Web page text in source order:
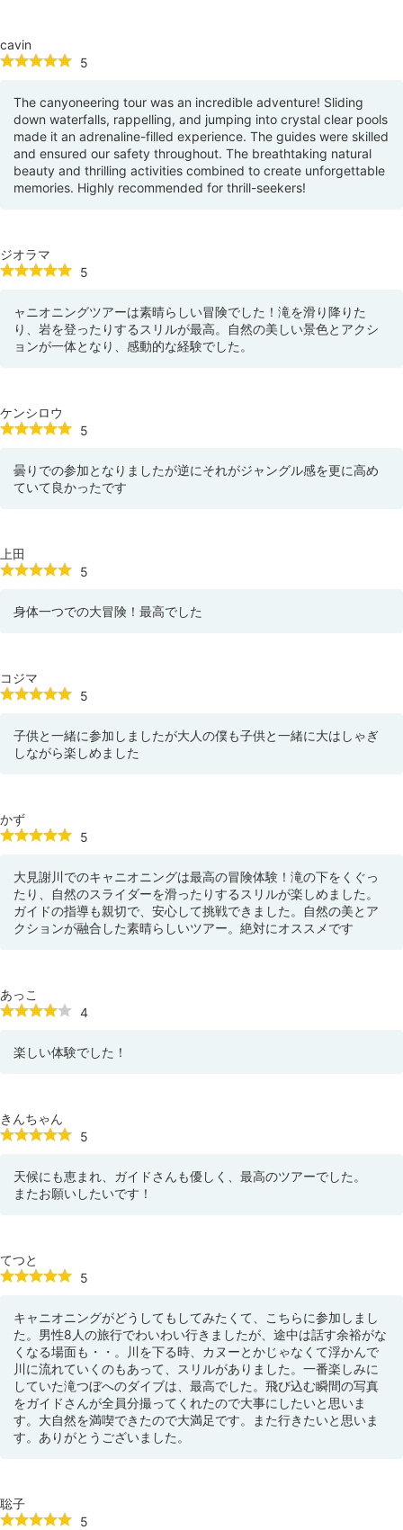
cavin
5
The canyoneering tour was an incredible adventure! Sliding
down waterfalls, rappelling, and jumping into crystal clear pools
made it an adrenaline-filled experience. The guides were skilled
and ensured our safety throughout. The breathtaking natural
beauty and thrilling activities combined to create unforgettable
memories. Highly recommended for thrill-seekers!
ジオラマ
5
ャニオニングツアーは素晴らしい冒険でした！滝を滑り降りた
り、岩を登ったりするスリルが最高。自然の美しい景色とアクシ
ョンが一体となり、感動的な経験でした。
ケンシロウ
5
曇りでの参加となりましたが逆にそれがジャングル感を更に高め
ていて良かったです
上田
5
身体一つでの大冒険！最高でした
コジマ
5
子供と一緒に参加しましたが大人の僕も子供と一緒に大はしゃぎ
しながら楽しめました
かず
5
大見謝川でのキャニオニングは最高の冒険体験！滝の下をくぐっ
たり、自然のスライダーを滑ったりするスリルが楽しめました。
ガイドの指導も親切で、安心して挑戦できました。自然の美とア
クションが融合した素晴らしいツアー。絶対にオススメです
あっこ
4
楽しい体験でした！
きんちゃん
5
天候にも恵まれ、ガイドさんも優しく、最高のツアーでした。
またお願いしたいです！
てつと
5
キャニオニングがどうしてもしてみたくて、こちらに参加しまし
た。男性8人の旅行でわいわい行きましたが、途中は話す余裕がな
くなる場面も・・。川を下る時、カヌーとかじゃなくて浮かんで
川に流れていくのもあって、スリルがありました。一番楽しみに
していた滝つぼへのダイブは、最高でした。飛び込む瞬間の写真
をガイドさんが全員分撮ってくれたので大事にしたいと思いま
す。大自然を満喫できたので大満足です。また行きたいと思いま
す。ありがとうございました。
聡子
5